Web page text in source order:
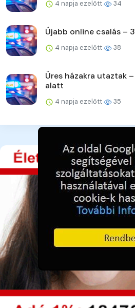
4 napja ezelőtt 34
Újabb online csalás –
4 napja ezelőtt 38
Üres házakra utaztak
alatt
4 napja ezelőtt 35